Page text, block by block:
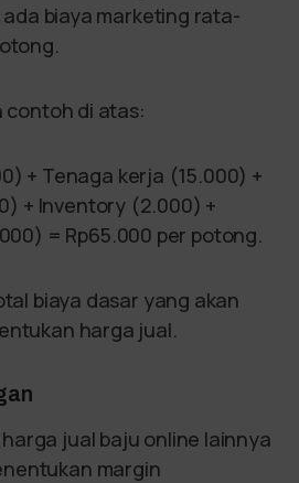
biaya marketing rata-
contoh di atas:
+ Tenaga kerja (15.000) +
+ Inventory (2.000) +
= Rp65.000 per potong.
biaya dasar yang akan
harga jual.
jual baju online lainnya
margin